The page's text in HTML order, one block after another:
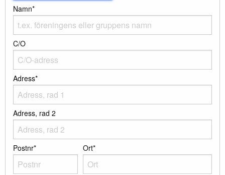
Namn*
C/O
Adress*
Adress, rad 2
Postnr* Ort*